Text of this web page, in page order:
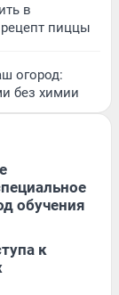
в
пиццы
огород:
без химии
обучения
к